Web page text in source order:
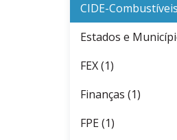
CIDE-
Estados e
FEX (1)
Finanças (1)
FPE (1)